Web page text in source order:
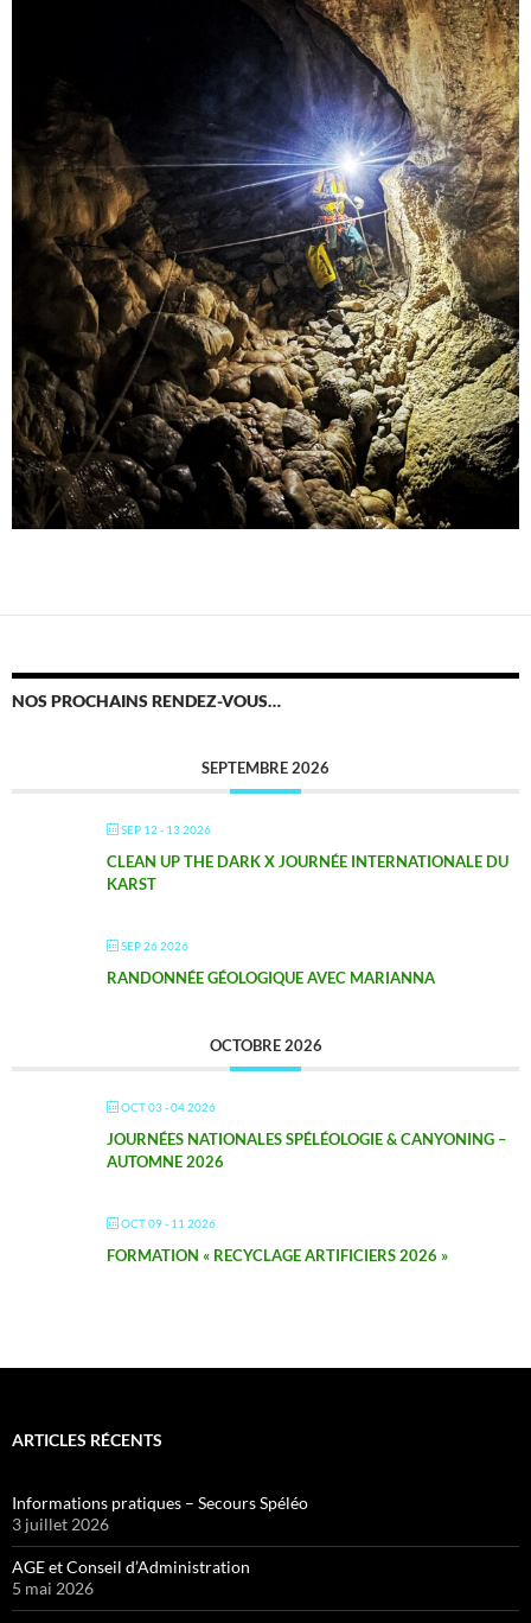
NOS PROCHAINS RENDEZ-VOUS…
SEPTEMBRE 2026
SEP 12 - 13 2026
CLEAN UP THE DARK X JOURNÉE INTERNATIONALE DU
KARST
SEP 26 2026
RANDONNÉE GÉOLOGIQUE AVEC MARIANNA
OCTOBRE 2026
OCT 03 - 04 2026
JOURNÉES NATIONALES SPÉLÉOLOGIE & CANYONING –
AUTOMNE 2026
OCT 09 - 11 2026
FORMATION « RECYCLAGE ARTIFICIERS 2026 »
ARTICLES RÉCENTS
Informations pratiques – Secours Spéléo
3 juillet 2026
AGE et Conseil d’Administration
5 mai 2026